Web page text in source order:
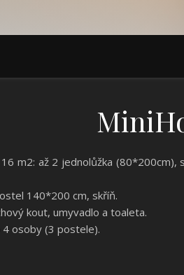
m2: až 2 jednolůžka (80*200cm),
140*200 cm, skříň.
kout, umyvadlo a toaleta.
4 osoby (3 postele).